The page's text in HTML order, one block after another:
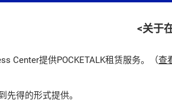
<关于
Center提供POCKETALK租赁服务。（查
先得的形式提供。